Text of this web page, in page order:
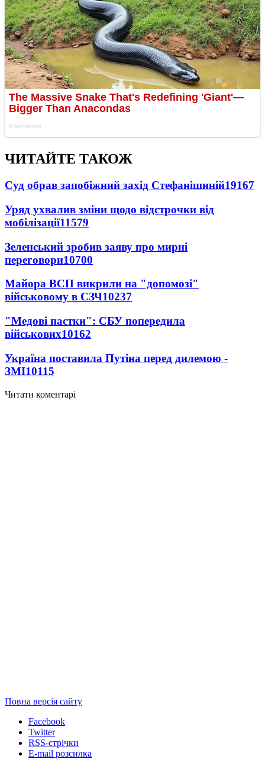
ЧИТАЙТЕ ТАКОЖ
Суд обрав запобіжний захід Стефанішиній19167
Уряд ухвалив зміни щодо відстрочки від
мобілізації11579
Зеленський зробив заяву про мирні
переговори10700
Майора ВСП викрили на "допомозі"
військовому в СЗЧ10237
"Медові пастки": СБУ попередила
військових10162
Україна поставила Путіна перед дилемою -
ЗМІ10115
Читати коментарі
Повна версія сайту
Facebook
Twitter
RSS-стрічки
E-mail розсилка